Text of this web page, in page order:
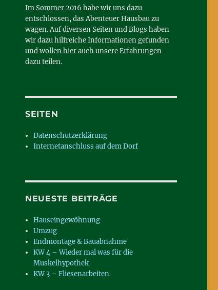
Im Sommer 2016 habe wir uns dazu
entschlossen, das Abenteuer Hausbau zu
wagen. Auf diversen Seiten und Blogs haben
wir dazu hilfreiche Informationen gefunden
und wollen hier auch unsere Erfahrungen
dazu teilen.
SEITEN
Datenschutzerklärung
Internetanschluss auf dem Dorf
NEUESTE BEITRÄGE
Hauseingewöhnung
Umzug
Endmontage & Bauabnahme
KW 4 – Wieder mal was für die
Muskelhypothek
KW 3 – Fliesenarbeiten